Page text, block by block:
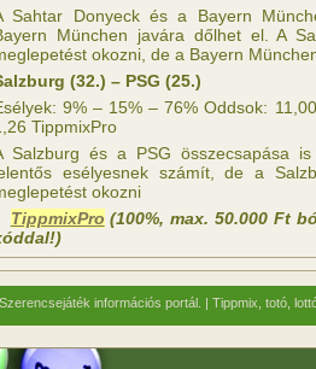
Sahtar Donyeck és a Bayern
München javára dőlhet el. A
okozni, de a Bayern
(32.) – PSG (25.)
9% – 15% – 76% Oddsok:
TippmixPro
Salzburg és a PSG összecsapása
esélyesnek számít, de a
okozni
TippmixPro (100%, max. 50.000 Ft
információs portál. | Tippmix, totó,